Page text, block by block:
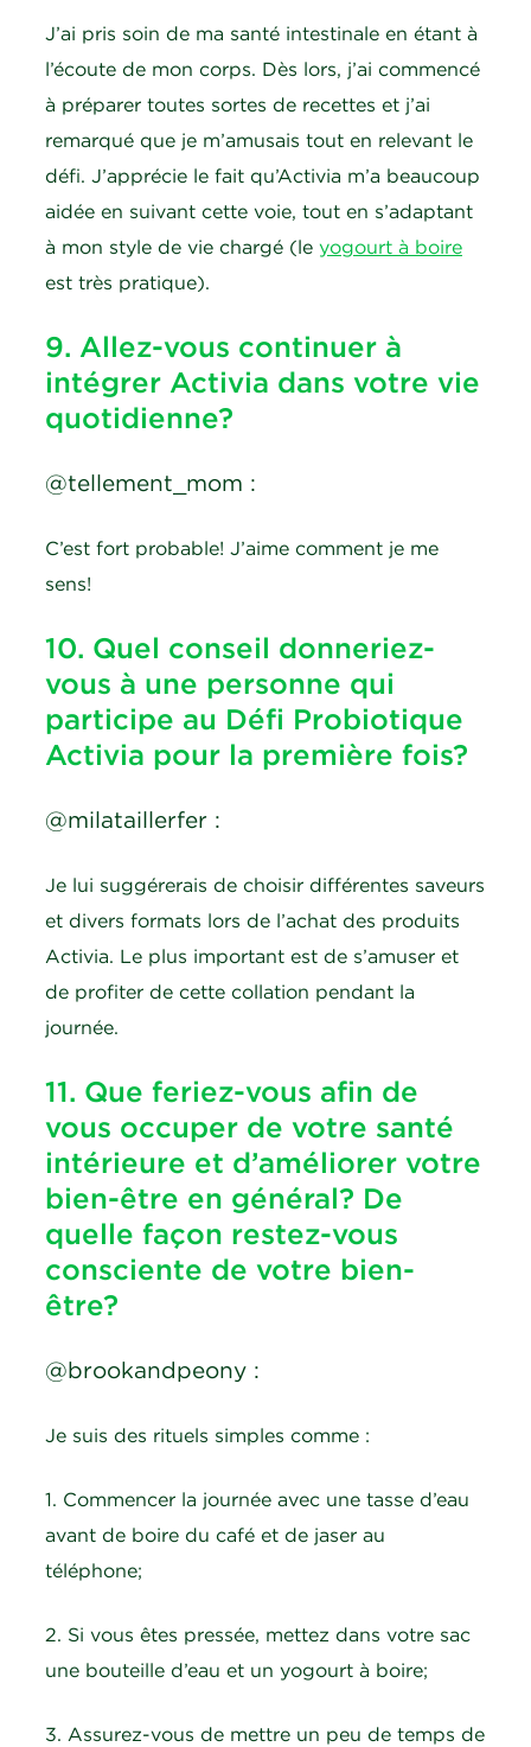
J’ai pris soin de ma santé intestinale en étant à
l’écoute de mon corps. Dès lors, j’ai commencé
à préparer toutes sortes de recettes et j’ai
remarqué que je m’amusais tout en relevant le
défi. J’apprécie le fait qu’Activia m’a beaucoup
aidée en suivant cette voie, tout en s’adaptant
à mon style de vie chargé (le yogourt à boire
est très pratique).
9. Allez-vous continuer à
intégrer Activia dans votre vie
quotidienne?
@tellement_mom :
C’est fort probable! J’aime comment je me
sens!
10. Quel conseil donneriez-
vous à une personne qui
participe au Défi Probiotique
Activia pour la première fois?
@milataillerfer :
Je lui suggérerais de choisir différentes saveurs
et divers formats lors de l’achat des produits
Activia. Le plus important est de s’amuser et
de profiter de cette collation pendant la
journée.
11. Que feriez-vous afin de
vous occuper de votre santé
intérieure et d’améliorer votre
bien-être en général? De
quelle façon restez-vous
consciente de votre bien-
être?
@brookandpeony :
Je suis des rituels simples comme :
1. Commencer la journée avec une tasse d’eau
avant de boire du café et de jaser au
téléphone;
2. Si vous êtes pressée, mettez dans votre sac
une bouteille d’eau et un yogourt à boire;
3. Assurez-vous de mettre un peu de temps de